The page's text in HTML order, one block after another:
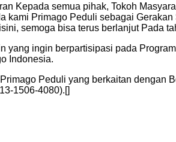
Kepada semua pihak, Tokoh
kami Primago Peduli sebagai
semoga bisa terus berlanjut Pada
yang ingin berpartisipasi pada
Indonesia.
Primago Peduli yang berkaitan dengan
1506-4080).[]